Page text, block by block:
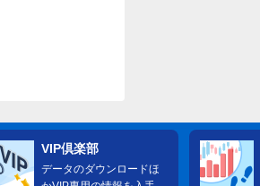
VIP倶楽部
データのダウンロードほ